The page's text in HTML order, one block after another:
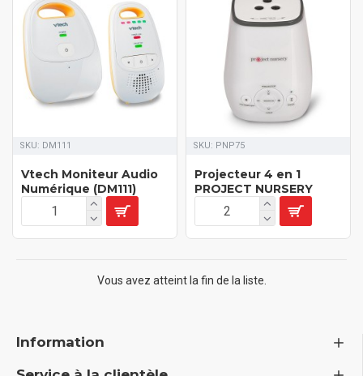
SKU: DM111
Vtech Moniteur Audio
Numérique (DM111)
SKU: PNP75
Projecteur 4 en 1
PROJECT NURSERY
Vous avez atteint la fin de la liste.
Information